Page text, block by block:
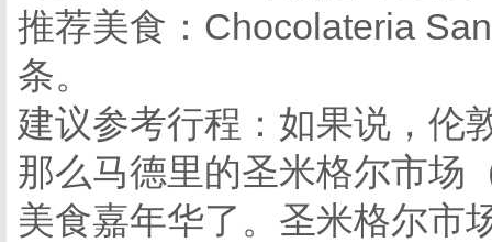
推荐美食：Chocolateria
条。
建议参考行程：如果说，伦
那么马德里的圣米格尔市场
美食嘉年华了。圣米格尔市